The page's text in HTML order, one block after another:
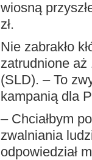
wiosną
zł.
Nie zabrakło
zatrudnione aż
(SLD). – To
kampanią dla
– Chciałbym
zwalniania
odpowiedział